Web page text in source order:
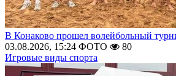
В Конаково прошел волейбольный
03.08.2026, 15:24 ФОТО
80
Игровые виды спорта